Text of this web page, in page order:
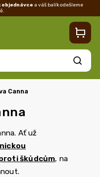
objednávce a váš balík odešleme
Vrácení/reklamace
Hledat
Canna
Ať už
škůdcům, na